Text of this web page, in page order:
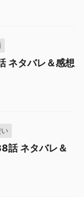
ネタバレ＆感想
話 ネタバレ＆